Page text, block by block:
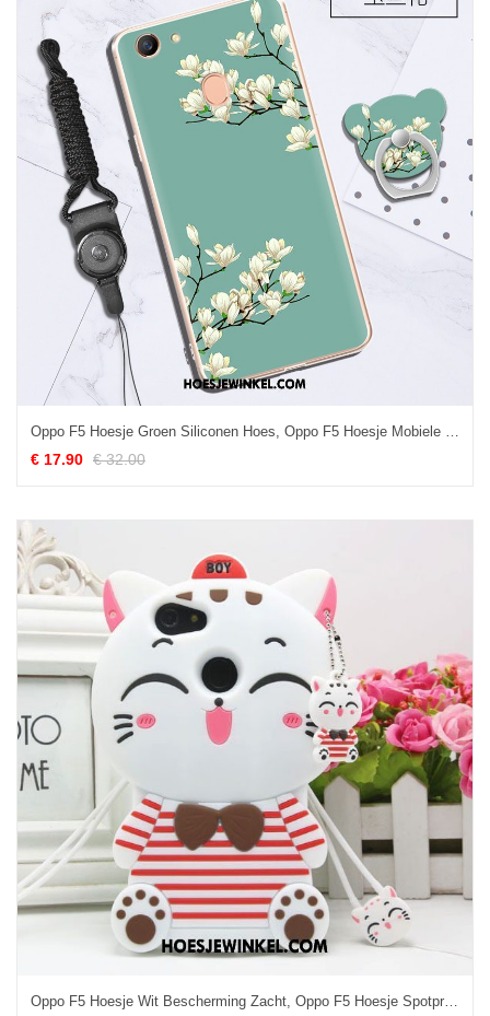
Oppo F5 Hoesje Groen Siliconen Hoes, Oppo F5 Hoesje Mobiele Telefoon Zacht
€ 17.90 € 32.00
Oppo F5 Hoesje Wit Bescherming Zacht, Oppo F5 Hoesje Spotprent Hoes